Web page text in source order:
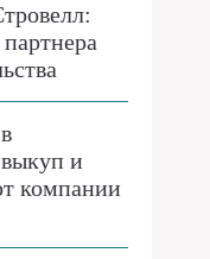
и
компании